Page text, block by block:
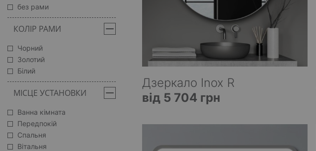
без рами
КОЛІР РАМИ
Чорний
Золотий
Білий
МІСЦЕ УСТАНОВКИ
Ванна кімната
Передпокій
Спальня
Вітальня
Дзеркало Inox R
від 5 704 грн